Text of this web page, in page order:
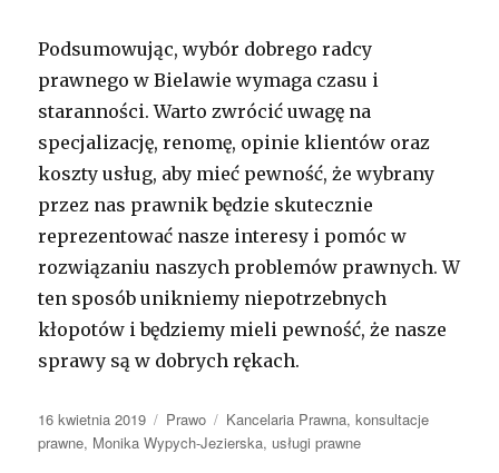
Podsumowując, wybór dobrego radcy
prawnego w Bielawie wymaga czasu i
staranności. Warto zwrócić uwagę na
specjalizację, renomę, opinie klientów oraz
koszty usług, aby mieć pewność, że wybrany
przez nas prawnik będzie skutecznie
reprezentować nasze interesy i pomóc w
rozwiązaniu naszych problemów prawnych. W
ten sposób unikniemy niepotrzebnych
kłopotów i będziemy mieli pewność, że nasze
sprawy są w dobrych rękach.
Opublikowano
16 kwietnia 2019 Kategorie
Prawo Tagi
Kancelaria Prawna,konsultacje
prawne, Monika Wypych-Jezierska, usługi prawne